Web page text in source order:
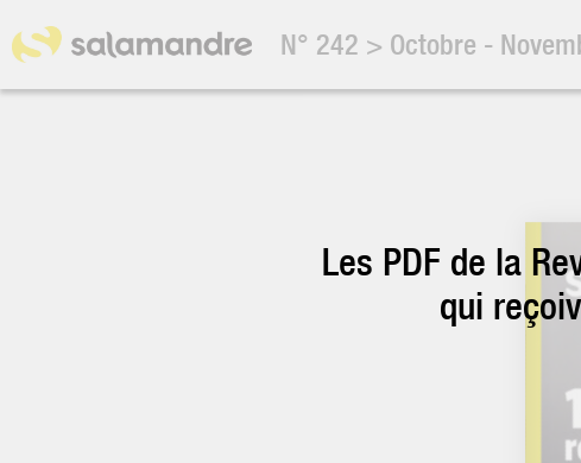
N° 242 > Octobre -
Les PDF de la
qui